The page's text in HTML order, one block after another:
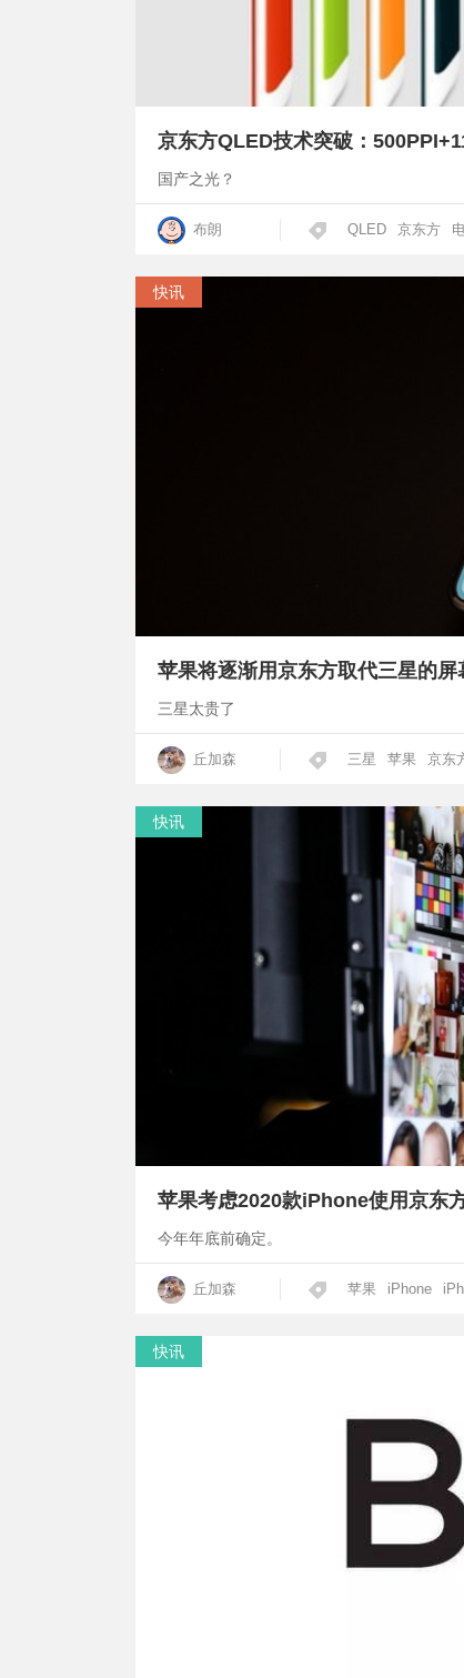
京东方QLED技术突破：
国产之光？
布朗 QLED 京东方
快讯
苹果将逐渐用京东方取代三星的屏
三星太贵了
丘加森 三星 苹果 京东
快讯
苹果考虑2020款iPhone使用京东
今年年底前确定。
丘加森 苹果 iPhone
快讯